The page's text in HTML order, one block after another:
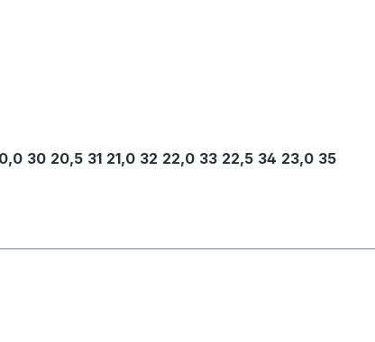
30 20,5 31 21,0 32 22,0 33 22,5 34 23,0 35